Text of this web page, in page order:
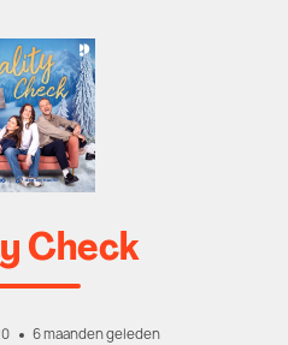
Check
6 maanden geleden